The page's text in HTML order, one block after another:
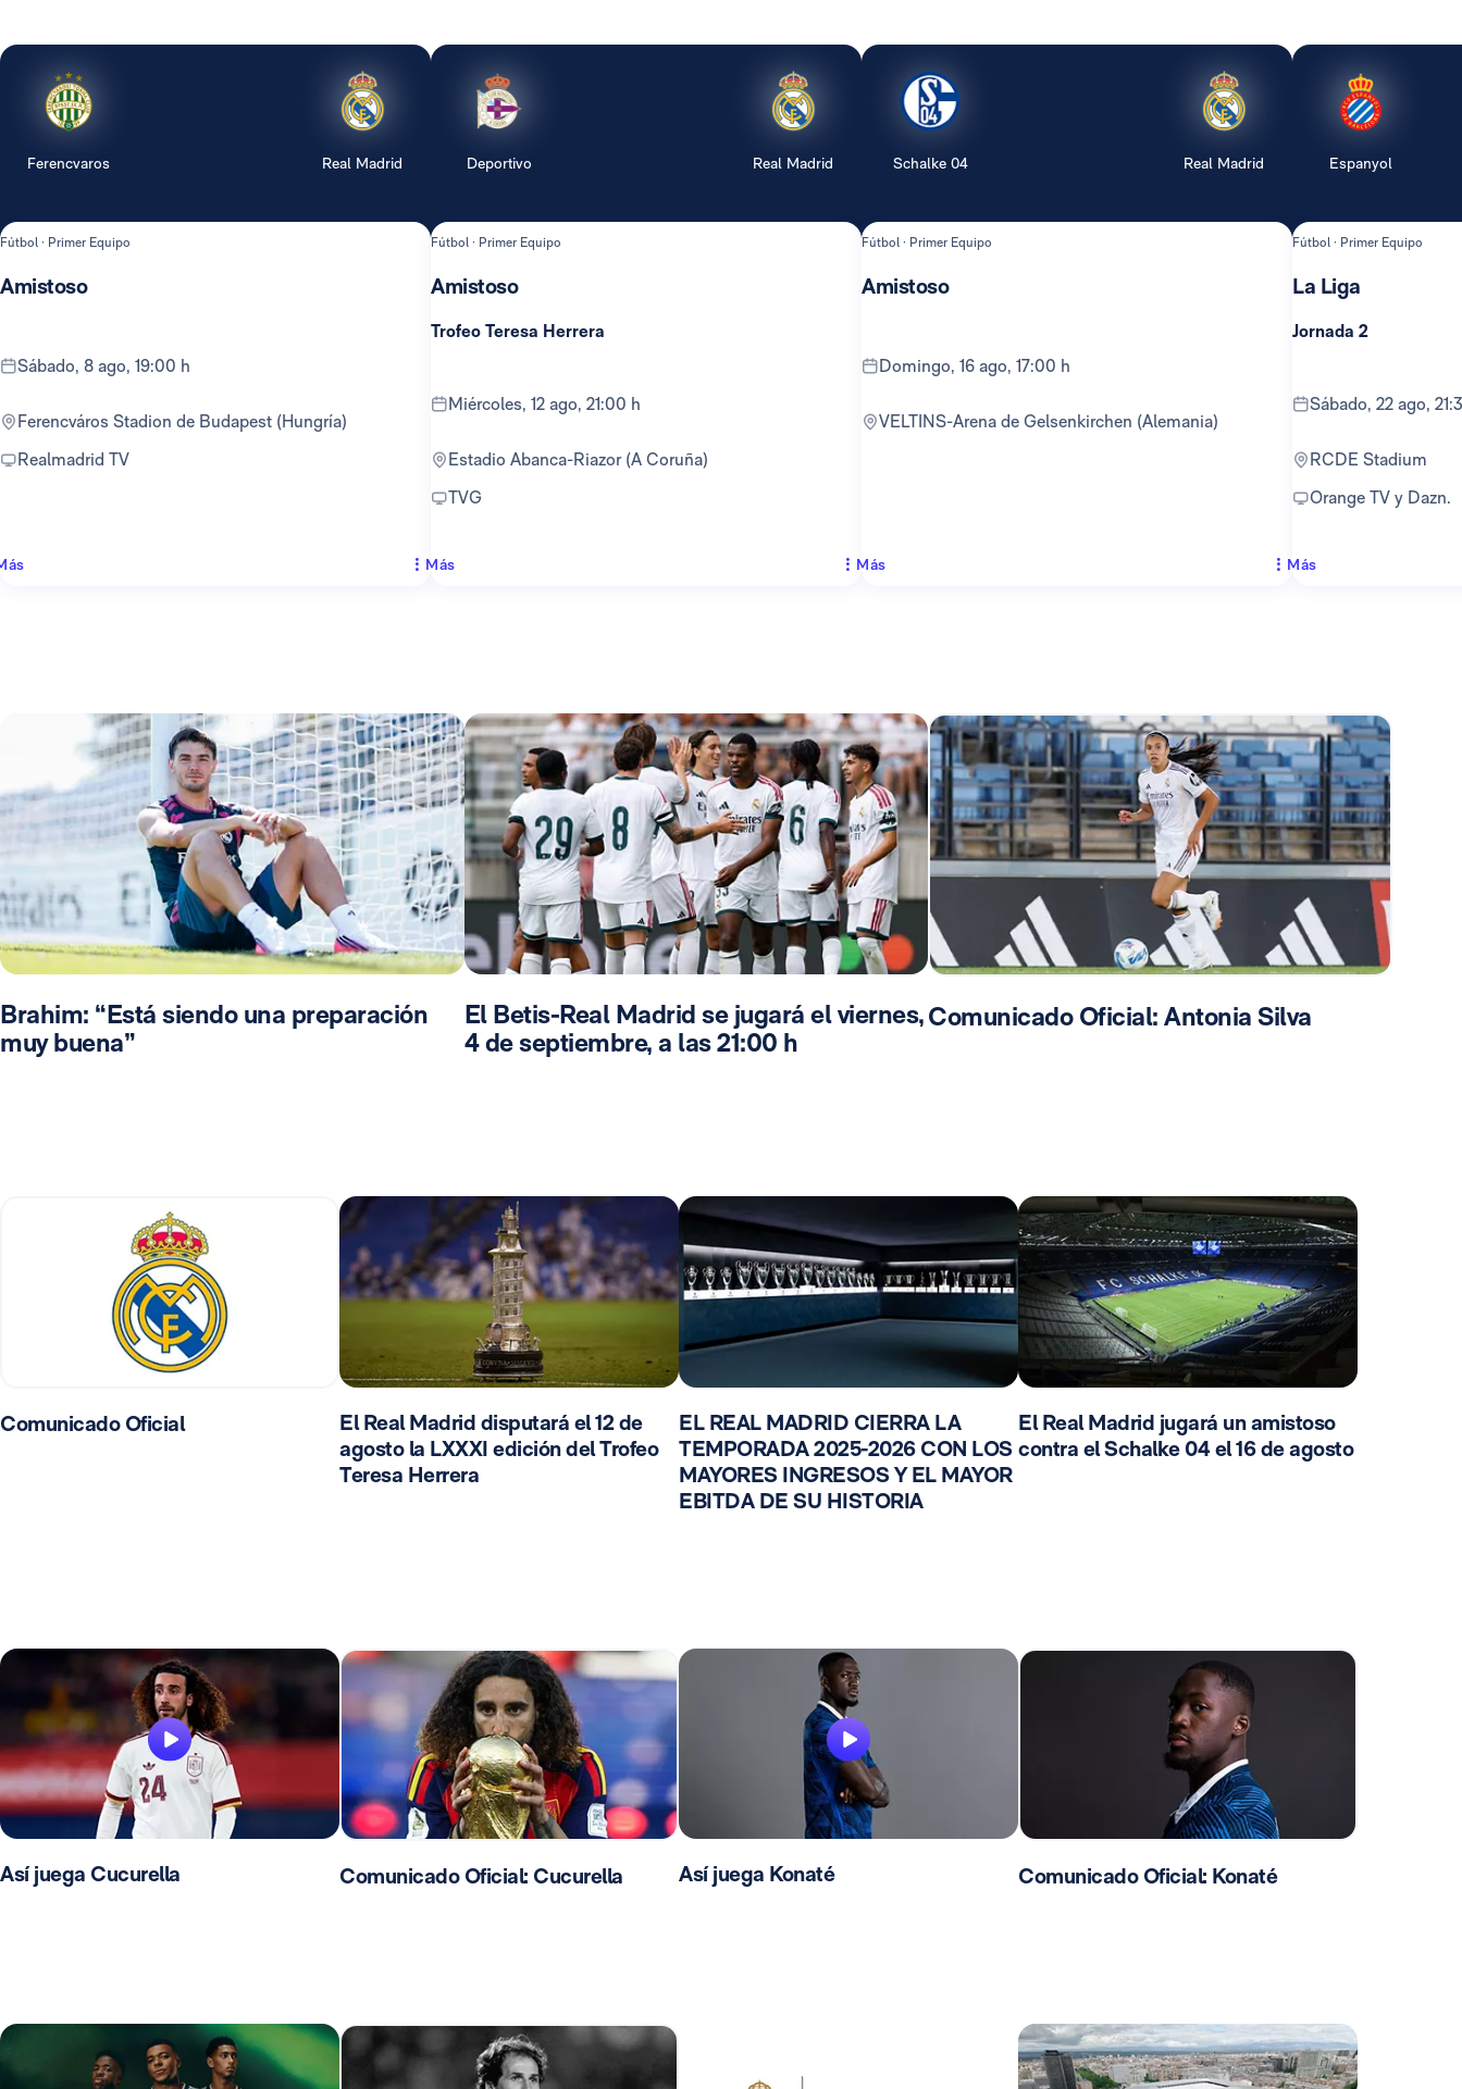
Ferencvaros Real Madrid
Fútbol · Primer Equipo
Amistoso
sábado, 8 ago, 19:00 h
Ferencváros Stadion de Budapest (Hungría)
Realmadrid TV
Deportivo Real Madrid
Fútbol · Primer Equipo
Amistoso
Trofeo Teresa Herrera
miércoles, 12 ago, 21:00 h
Estadio Abanca-Riazor (A Coruña)
TVG
Más
Schalke 04 Real Madrid
Fútbol · Primer Equipo
Amistoso
domingo, 16 ago, 17:00 h
VELTINS-Arena de Gelsenkirchen (Alemania)
Más
Espanyol
Fútbol · Primer Equipo
La Liga
Jornada 2
sábado, 22 ago,
RCDE Stadium
Orange TV y Dazn.
Más
Brahim: “Está siendo una preparación
muy buena”
El Betis-Real Madrid se jugará el viernes,
4 de septiembre, a las 21:00 h
Comunicado Oficial: Antonia Silva
Comunicado Oficial
El Real Madrid disputará el 12 de
agosto la LXXXI edición del Trofeo
Teresa Herrera
EL REAL MADRID CIERRA LA
TEMPORADA 2025-2026 CON LOS
MAYORES INGRESOS Y EL MAYOR
EBITDA DE SU HISTORIA
El Real Madrid jugará un amistoso
contra el Schalke 04 el 16 de agosto
Así juega Cucurella Comunicado Oficial: Cucurella Así juega Konaté Comunicado Oficial: Konaté